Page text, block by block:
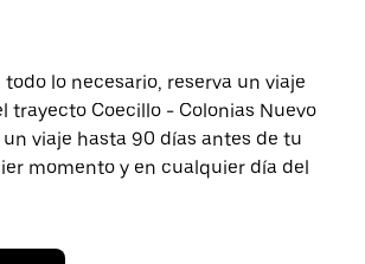
todo lo necesario, reserva un viaje
trayecto Coecillo - Colonias Nuevo
viaje hasta 90 días antes de tu
momento y en cualquier día del